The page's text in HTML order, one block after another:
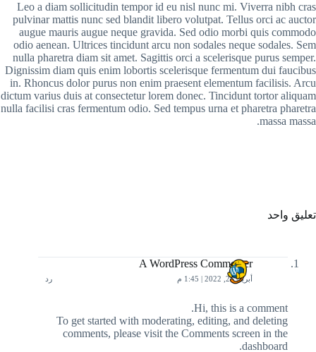
Leo a diam sollicitudin tempor id eu nisl nunc mi. Viverra nibh cras
pulvinar mattis nunc sed blandit libero volutpat. Tellus orci ac auctor
augue mauris augue neque gravida. Sed odio morbi quis commodo
odio aenean. Ultrices tincidunt arcu non sodales neque sodales. Sem
nulla pharetra diam sit amet. Sagittis orci a scelerisque purus semper.
Dignissim diam quis enim lobortis scelerisque fermentum dui faucibus
in. Rhoncus dolor purus non enim praesent elementum facilisis. Arcu
dictum varius duis at consectetur lorem donec. Tincidunt tortor aliquam
nulla facilisi cras fermentum odio. Sed tempus urna et pharetra pharetra
massa massa.
تعليق واحد
A WordPress Commenter
أبريل 28, 2022 | 1:45 م رد
Hi, this is a comment.
To get started with moderating, editing, and deleting
comments, please visit the Comments screen in the
dashboard.